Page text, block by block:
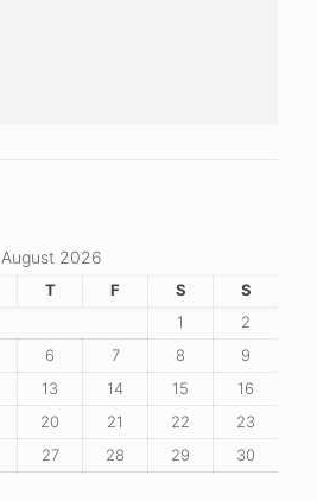
August 2026
T F S
S
1
2
6 7 8
9
13 14 15
16
20 21 22
23
27 28 29
30